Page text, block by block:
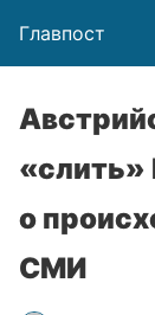
Главпост
«слить»
о
СМИ